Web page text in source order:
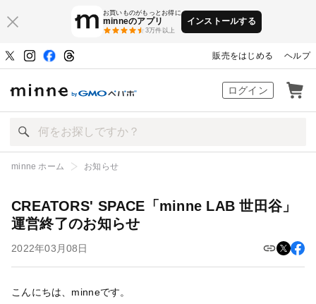
お買いものがもっとお得に
minneのアプリ
3万件以上
インストールする
販売をはじめる ヘルプ
ハンドメイドマーケット minne（ミン
ログイン
minne ホーム お知らせ
CREATORS' SPACE「minne LAB 世田谷」
運営終了のお知らせ
2022年03月08日
こんにちは、minneです。